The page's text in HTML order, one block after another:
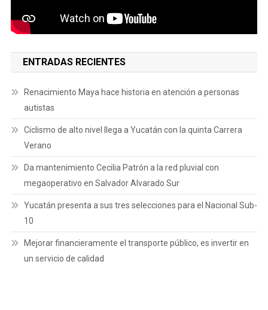
ENTRADAS RECIENTES
Renacimiento Maya hace historia en atención a personas
autistas
Ciclismo de alto nivel llega a Yucatán con la quinta Carrera
Verano
Da mantenimiento Cecilia Patrón a la red pluvial con
megaoperativo en Salvador Alvarado Sur
Yucatán presenta a sus tres selecciones para el Nacional Sub-
10
Mejorar financieramente el transporte público, es invertir en
un servicio de calidad